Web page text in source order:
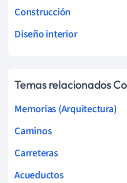
Construcción
Diseño interior
Temas relacionados
Memorias (Arquitectura)
Caminos
Carreteras
Acueductos